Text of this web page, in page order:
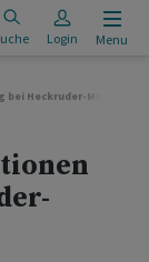
Login Menu
Heckruder-Mutter